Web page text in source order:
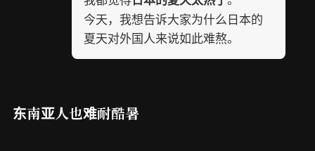
今天，我想告诉大家为什么日本的
夏天对外国人来说如此难熬。
东南亚人也难耐酷暑